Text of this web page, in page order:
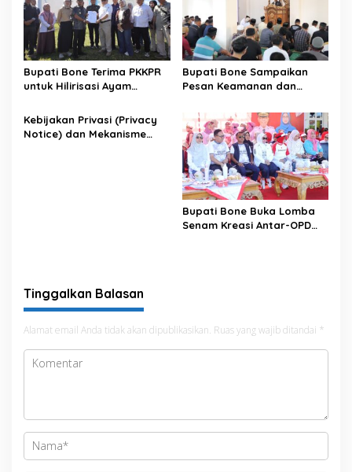
Bupati Bone Terima PKKPR
untuk Hilirisasi Ayam
Bupati Bone Sampaikan
Pesan Keamanan dan
Kebijakan Privasi (Privacy
Notice) dan Mekanisme
Bupati Bone Buka Lomba
Senam Kreasi Antar-OPD
Tinggalkan Balasan
Alamat email Anda tidak akan dipublikasikan. Ruas yang wajib ditandai *